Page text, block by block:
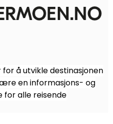
å utvikle destinasjonen
en informasjons- og
for alle reisende